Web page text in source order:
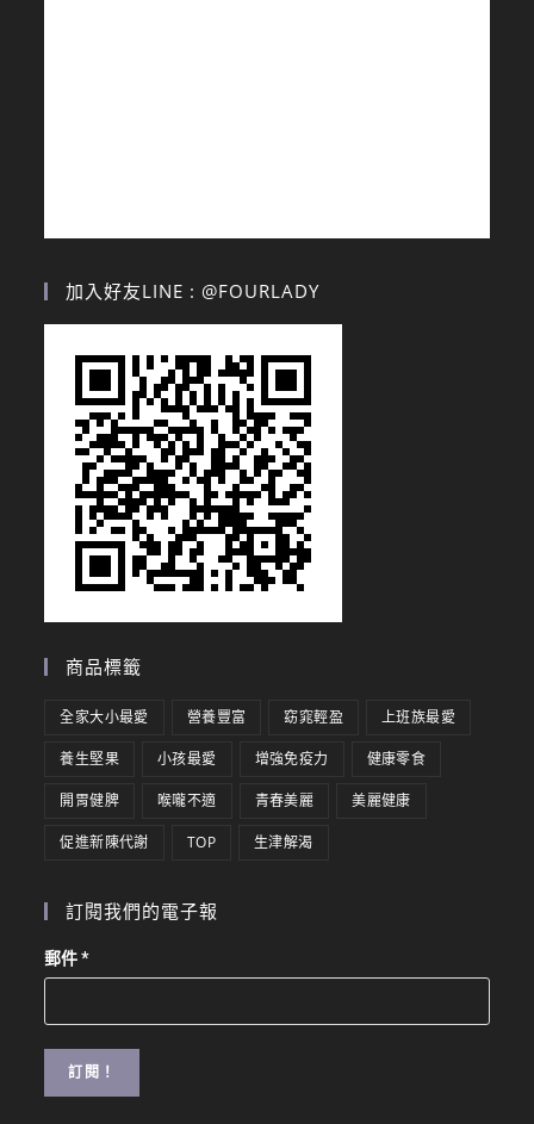
加入好友LINE : @FOURLADY
商品標籤
全家大小最愛 營養豐富 窈窕輕盈 上班族最愛
養生堅果 小孩最愛 增強免疫力 健康零食
開胃健脾 喉嚨不適 青春美麗 美麗健康
促進新陳代謝 TOP 生津解渴
訂閱我們的電子報
郵件*